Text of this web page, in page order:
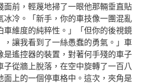
面前，輕蔑地掃了一眼他那輛垂直貼
冰冷。「新手，你的車技像一團混亂
車維度的純粹性。」「但你的後視鏡
讓我看到了一絲愚蠢的勇氣。」車
是遙控器的裝置，對著何手殘的車子
子從牆上脫落，在空中旋轉了一百八
面上的一個停車格中。這次，夾角是